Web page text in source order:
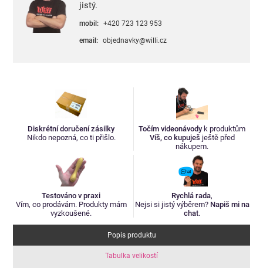
jistý.
mobil: +420 723 123 953
email: objednavky@willi.cz
Diskrétní doručení zásilky
Nikdo nepozná, co ti přišlo.
Točím videonávody k produktům
Víš, co kupuješ ještě před
nákupem.
Testováno v praxi
Vím, co prodávám. Produkty mám
vyzkoušené.
Rychlá rada,
Nejsi si jistý výběrem? Napiš mi na
chat.
Popis produktu
Tabulka velikostí